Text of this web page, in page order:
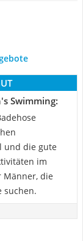
Swimming:
und die gute
im
Männer, die
suchen.